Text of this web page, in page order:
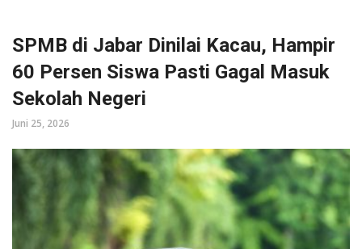
SPMB di Jabar Dinilai Kacau, Hampir
60 Persen Siswa Pasti Gagal Masuk
Sekolah Negeri
Juni 25, 2026